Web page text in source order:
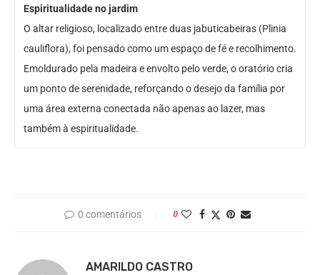
Espiritualidade no jardim
O altar religioso, localizado entre duas jabuticabeiras (Plinia
cauliflora), foi pensado como um espaço de fé e recolhimento.
Emoldurado pela madeira e envolto pelo verde, o oratório cria
um ponto de serenidade, reforçando o desejo da família por
uma área externa conectada não apenas ao lazer, mas
também à espiritualidade.
0 comentários 0
AMARILDO CASTRO